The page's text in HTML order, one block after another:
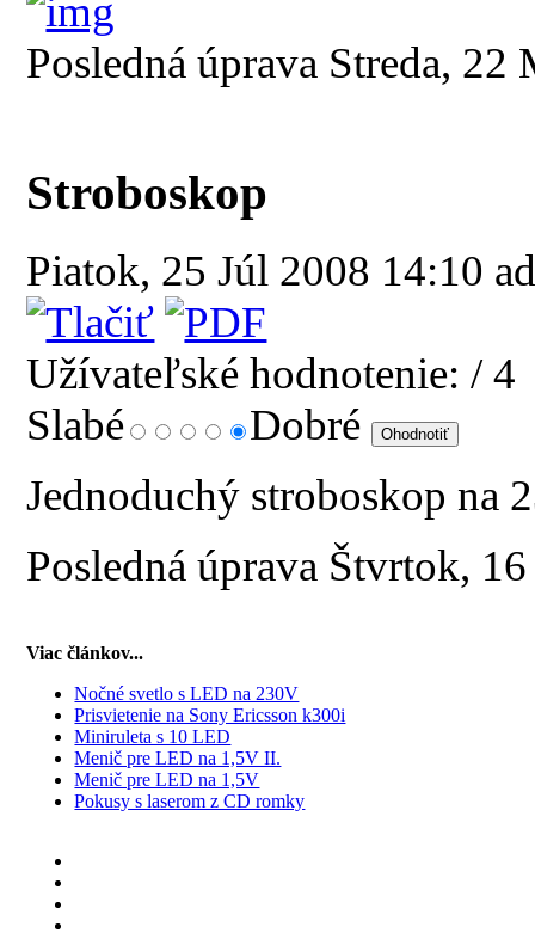
Posledná úprava Streda,
Stroboskop
Piatok, 25 Júl 2008 14:10
Užívateľské hodnotenie: / 4
Slabé
Dobré
Jednoduchý stroboskop na
Posledná úprava Štvrtok,
Viac článkov...
Nočné svetlo s LED na 230V
Prisvietenie na Sony Ericsson k300i
Miniruleta s 10 LED
Menič pre LED na 1,5V II.
Menič pre LED na 1,5V
Pokusy s laserom z CD romky